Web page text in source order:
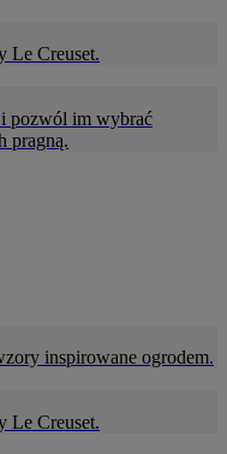
Le Creuset.
pozwól im wybrać
pragną.
inspirowane ogrodem.
Le Creuset.